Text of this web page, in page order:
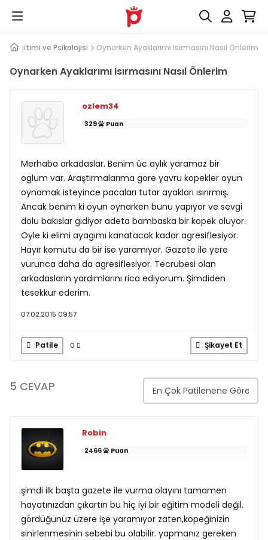
Eğitimi ve Psikolojisi Oynarken Ayaklarımı Isırmasını Nasıl Önlerim
Oynarken Ayaklarımı Isırmasını Nasıl Önlerim
ozlem34
329 Puan
Merhaba arkadaslar. Benim üc aylık yaramaz bir
oglum var. Araştırmalarıma gore yavru kopekler oyun
oynamak isteyince pacaları tutar ayakları ısırırmış.
Ancak benim ki oyun oynarken bunu yapıyor ve sevgi
dolu bakıslar gidiyor adeta bambaska bir kopek oluyor.
Oyle ki elimi ayagımı kanatacak kadar agresiflesiyor.
Hayır komutu da bir ise yaramıyor. Gazete ile yere
vurunca daha da agresiflesiyor. Tecrubesi olan
arkadasların yardımlarını rica ediyorum. Şimdiden
tesekkur ederim.
07.02.2015 09:57
Patile 0 Şikayet Et
5 CEVAP
Robin
2466 Puan
şimdi ilk başta gazete ile vurma olayını tamamen
hayatınızdan çıkartın bu hiç iyi bir eğitim modeli değil.
gördüğünüz üzere işe yaramıyor zaten,köpeğinizin
sinirlenmesinin sebebi bu olabilir. yapmanız gereken